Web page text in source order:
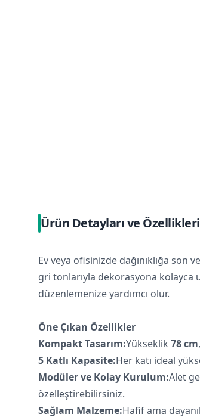
Ürün Detayları ve Özellikleri
Ev veya ofisinizde dağınıklığa son
gri tonlarıyla dekorasyona kolayca
düzenlemenize yardımcı olur.
Öne Çıkan Özellikler
Kompakt Tasarım:Yükseklik 78 cm
5 Katlı Kapasite:Her katı ideal
Modüler ve Kolay Kurulum:Alet
özelleştirebilirsiniz.
Sağlam Malzeme:Hafif ama